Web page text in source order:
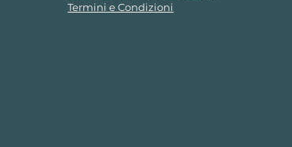
Termini e Condizioni